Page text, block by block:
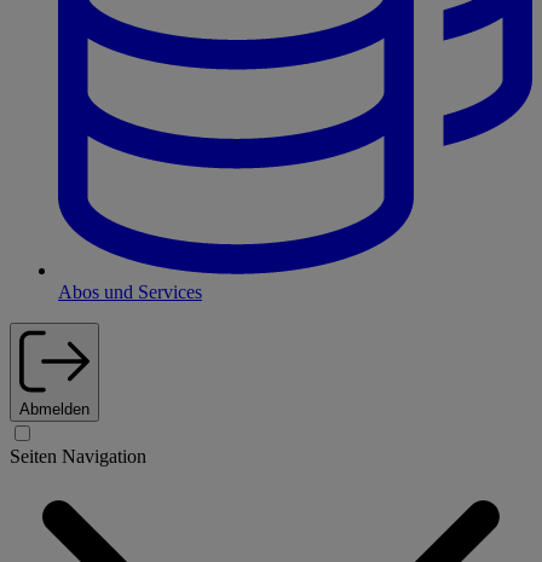
Abos und Services
Abmelden
Seiten Navigation